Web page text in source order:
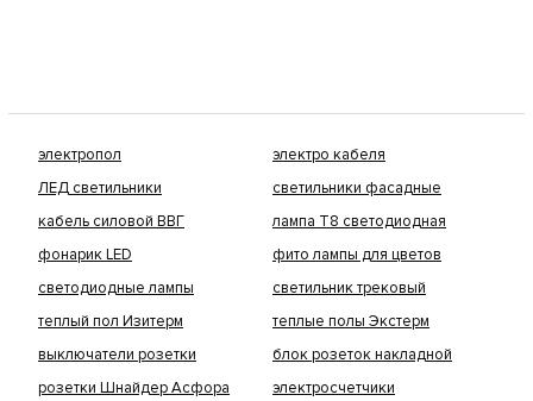
электропол
электро кабеля
ЛЕД светильники
светильники фасадные
кабель силовой ВВГ
лампа Т8 светодиодная
фонарик LED
фито лампы для цветов
светодиодные лампы
светильник трековый
теплый пол Изитерм
теплые полы Экстерм
выключатели розетки
блок розеток накладной
розетки Шнайдер Асфора
электросчетчики